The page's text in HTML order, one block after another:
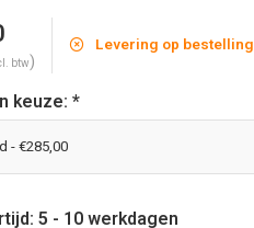
btw)
Levering op bestelling
keuze: *
5 - 10 werkdagen